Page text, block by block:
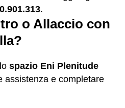
.
o Allaccio con
spazio Eni Plenitude
assistenza e completare